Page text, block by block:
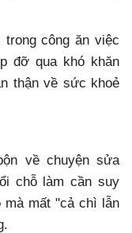
công ăn việc
đỡ qua khó khăn
thận về sức khoẻ
về chuyện sửa
chỗ làm cần suy
mà mất "cả chì lẫn